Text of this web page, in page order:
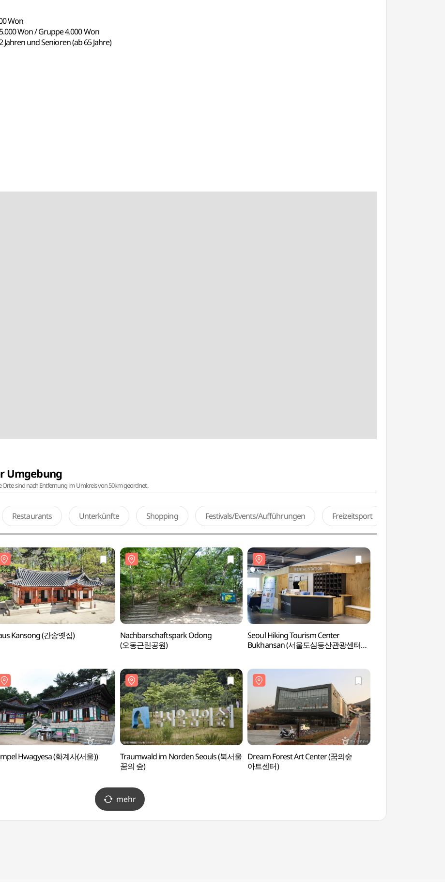
Won
Won / Gruppe 4.000 Won
und Senioren (ab 65 Jahre)
Umgebung
sind nach Entfernung im Umkreis von 50km geordnet.
Restaurants Unterkünfte Shopping Festivals/Events/Aufführungen Freizeitsport
Kansong (간송옛집)
Nachbarschaftspark Odong
(오동근린공원)
Seoul Hiking Tourism Center
Bukhansan (서울도심등산관광센터
Hwagyesa (화계사(서울))
Traumwald im Norden Seouls (북서울
꿈의 숲)
Dream Forest Art Center (꿈의숲
아트센터)
mehr